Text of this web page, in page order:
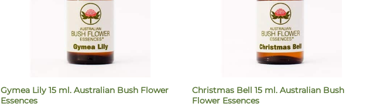
Gymea Lily 15 ml. Australian Bush Flower
Essences
Christmas Bell 15 ml. Australian Bush
Flower Essences